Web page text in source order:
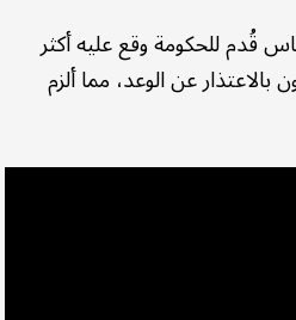
قُدم للحكومة وقع عليه أكثر
بالاعتذار عن الوعد، مما ألزم